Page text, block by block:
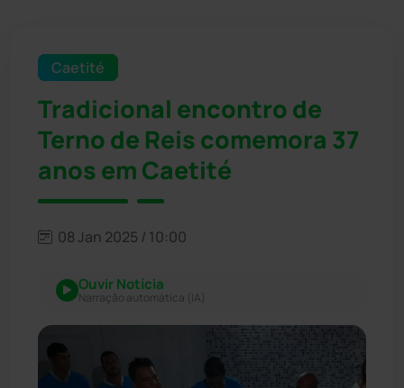
Caetité
Tradicional encontro de
Terno de Reis comemora 37
anos em Caetité
08 Jan 2025 / 10:00
Ouvir Notícia
Narração automática (IA)